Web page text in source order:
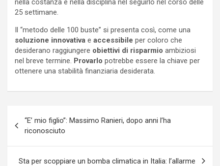
nella costanza e nella disciplina nel seguirlo nel corso delle
25 settimane.
Il “metodo delle 100 buste” si presenta così, come una
soluzione innovativa e accessibile per coloro che
desiderano raggiungere obiettivi di risparmio ambiziosi
nel breve termine. Provarlo potrebbe essere la chiave per
ottenere una stabilità finanziaria desiderata.
articoli
“E’ mio figlio”: Massimo Ranieri, dopo anni l’ha
riconosciuto
Sta per scoppiare un bomba climatica in Italia: l’allarme